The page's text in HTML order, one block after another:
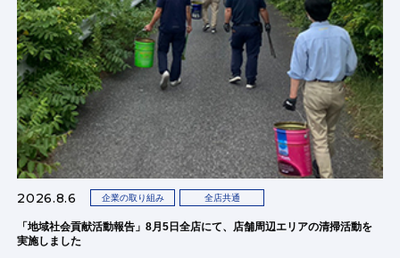
2026.8.6 企業の取り組み 全店共通
「地域社会貢献活動報告」8月5日全店にて、店舗周辺エリアの清掃活動を
実施しました